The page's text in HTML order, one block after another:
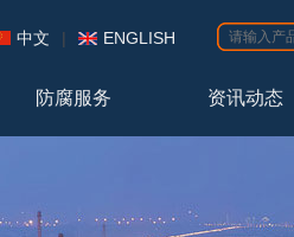
中文 | ENGLISH
防腐服务 资讯动态